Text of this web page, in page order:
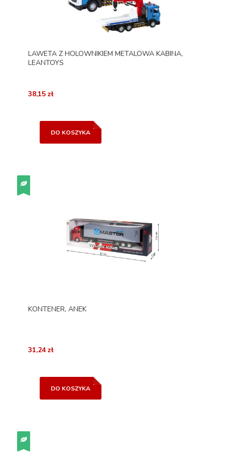
LAWETA Z HOLOWNIKIEM METALOWA KABINA,
LEANTOYS
38,15 zł
DO KOSZYKA
KONTENER, ANEK
31,24 zł
DO KOSZYKA